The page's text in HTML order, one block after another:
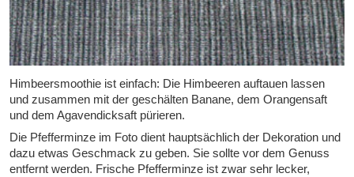
Himbeersmoothie ist einfach: Die Himbeeren auftauen lassen
und zusammen mit der geschälten Banane, dem Orangensaft
und dem Agavendicksaft pürieren.
Die Pfefferminze im Foto dient hauptsächlich der Dekoration und
dazu etwas Geschmack zu geben. Sie sollte vor dem Genuss
entfernt werden. Frische Pfefferminze ist zwar sehr lecker,